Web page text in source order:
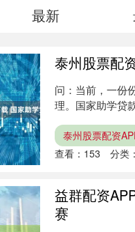
最新
泰州股票配
问：当前，一份
理。国家助学贷
泰州股票配资
查看： 153 分类：
益群配资
赛